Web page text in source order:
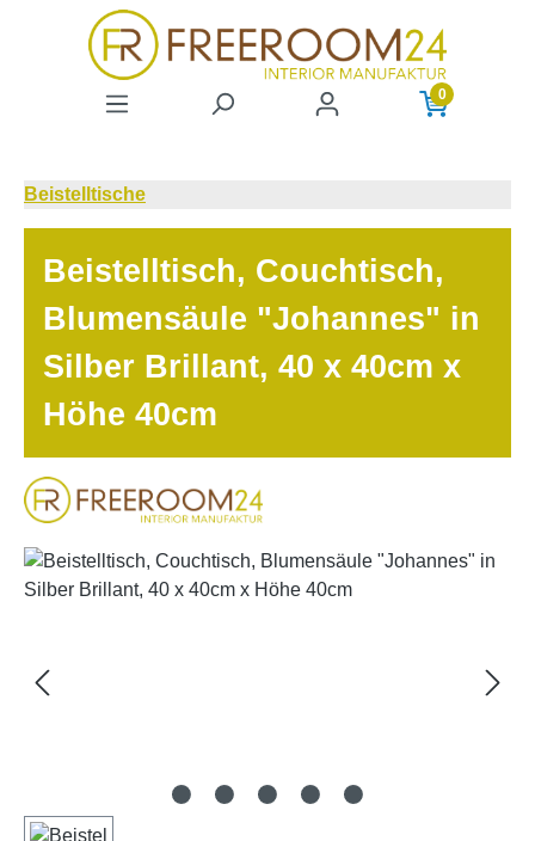
Zum Hauptinhalt springen
0
Beistelltische
Beistelltisch, Couchtisch,
Blumensäule "Johannes" in
Silber Brillant, 40 x 40cm x
Höhe 40cm
Bildergalerie überspringen